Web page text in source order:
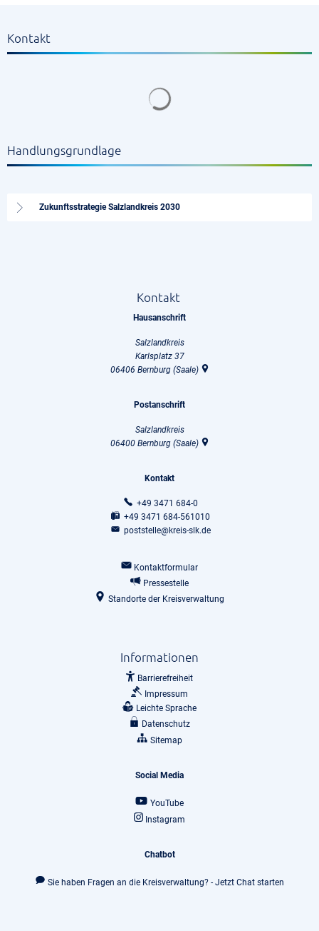
Kontakt
Handlungsgrundlage
Zukunftsstrategie Salzlandkreis 2030
Kontakt
Hausanschrift
Salzlandkreis
Karlsplatz 37
06406 Bernburg (Saale)
Postanschrift
Salzlandkreis
06400 Bernburg (Saale)
Kontakt
+49 3471 684-0
+49 3471 684-561010
poststelle@kreis-slk.de
Kontaktformular
Pressestelle
Standorte der Kreisverwaltung
Informationen
Barrierefreiheit
Impressum
Leichte Sprache
Datenschutz
Sitemap
Social Media
YouTube
Instagram
Chatbot
Sie haben Fragen an die Kreisverwaltung? - Jetzt Chat starten